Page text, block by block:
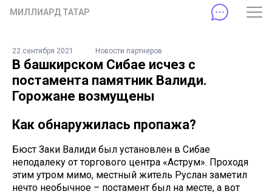
МИЛЛИАРД ТАТАР
22 сентября 2021 Новости партнеров
В башкирском Сибае исчез с
постамента памятник Валиди.
Горожане возмущены
Как обнаружилась пропажа?
Бюст Заки Валиди был установлен в Сибае
неподалеку от торгового центра «Аструм». Проходя
этим утром мимо, местный житель Руслан заметил
нечто необычное – постамент был на месте, а вот